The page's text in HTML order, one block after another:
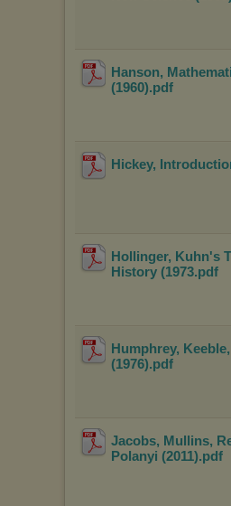
Hanson,
(1960).pdf
Hickey,
Hollinger, Kuhn's
History (1973.pdf
Humphrey,
(1976).pdf
Jacobs, Mullins,
Polanyi (2011).pdf